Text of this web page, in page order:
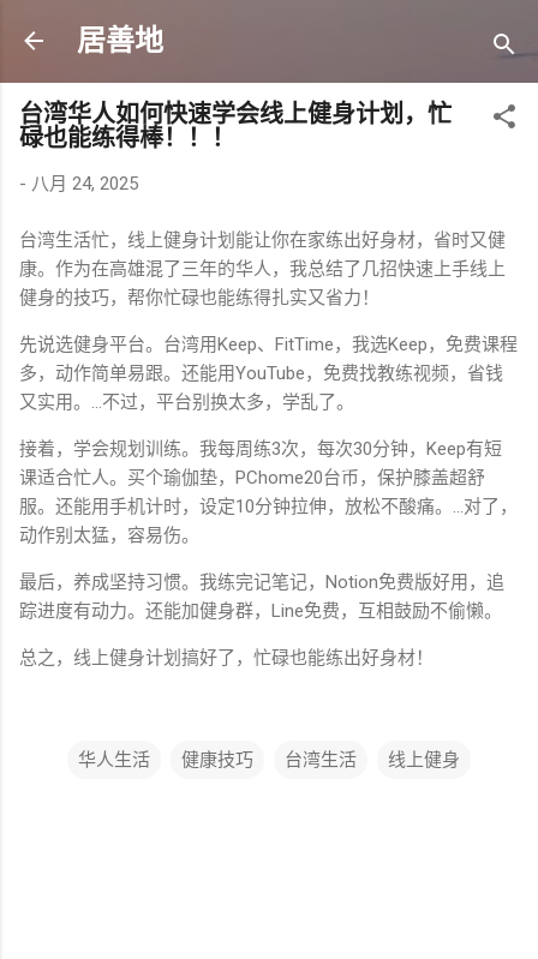
居善地
台湾华人如何快速学会线上健身计划，忙
碌也能练得棒！！！
- 八月 24, 2025
台湾生活忙，线上健身计划能让你在家练出好身材，省时又健
康。作为在高雄混了三年的华人，我总结了几招快速上手线上
健身的技巧，帮你忙碌也能练得扎实又省力！
先说选健身平台。台湾用Keep、FitTime，我选Keep，免费课程
多，动作简单易跟。还能用YouTube，免费找教练视频，省钱
又实用。…不过，平台别换太多，学乱了。
接着，学会规划训练。我每周练3次，每次30分钟，Keep有短
课适合忙人。买个瑜伽垫，PChome20台币，保护膝盖超舒
服。还能用手机计时，设定10分钟拉伸，放松不酸痛。…对了，
动作别太猛，容易伤。
最后，养成坚持习惯。我练完记笔记，Notion免费版好用，追
踪进度有动力。还能加健身群，Line免费，互相鼓励不偷懒。
总之，线上健身计划搞好了，忙碌也能练出好身材！
华人生活 健康技巧 台湾生活 线上健身